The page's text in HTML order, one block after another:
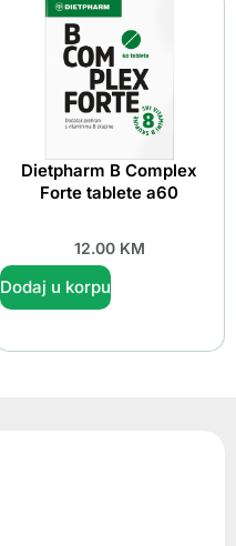
Dietpharm B Complex
Forte tablete a60
12.00 KM
Dodaj u korpu